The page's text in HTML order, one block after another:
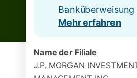
Mehr erfahren
Name der Filiale
J.P. MORGAN